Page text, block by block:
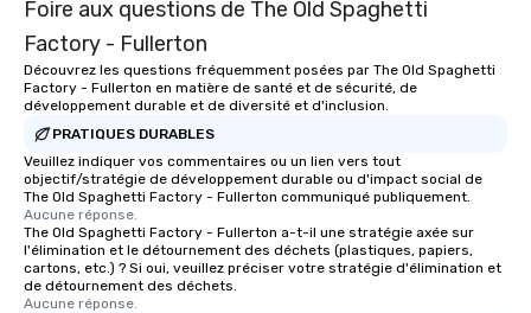
lone wolf, with a group of friends- or
with a partner for a romantic date
night.
initiatives, and more.
Foire aux questions de The Old Spaghetti
Factory - Fullerton
Découvrez les questions fréquemment posées par The Old Spaghetti
Factory - Fullerton en matière de santé et de sécurité, de
développement durable et de diversité et d'inclusion.
PRATIQUES DURABLES
Veuillez indiquer vos commentaires ou un lien vers tout
objectif/stratégie de développement durable ou d'impact social de
The Old Spaghetti Factory - Fullerton communiqué publiquement.
Aucune réponse.
The Old Spaghetti Factory - Fullerton a-t-il une stratégie axée sur
l'élimination et le détournement des déchets (plastiques, papiers,
cartons, etc.) ? Si oui, veuillez préciser votre stratégie d'élimination et
de détournement des déchets.
Aucune réponse.